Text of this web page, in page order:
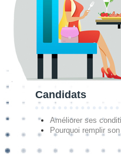
Candidats
Améliorer ses
Pourquoi remplir